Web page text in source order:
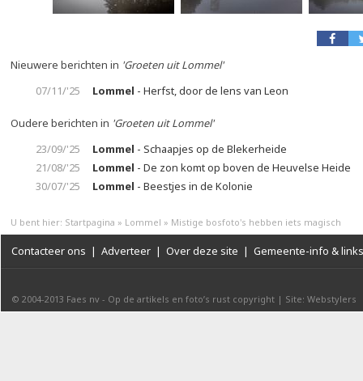
Nieuwere berichten in 'Groeten uit Lommel'
07/11/'25
Lommel - Herfst, door de lens van Leon
Oudere berichten in 'Groeten uit Lommel'
23/09/'25
Lommel - Schaapjes op de Blekerheide
21/08/'25
Lommel - De zon komt op boven de Heuvelse Heide
30/07/'25
Lommel - Beestjes in de Kolonie
U bent hier: Startpagina » Lommel » Mistige bosfoto's hebben iets magisch
Contacteer ons | Adverteer | Over deze site | Gemeente-info & links
© 2004-2013 Faes nv - Op de artikels en foto’s rust copyright | Site: Webstylers